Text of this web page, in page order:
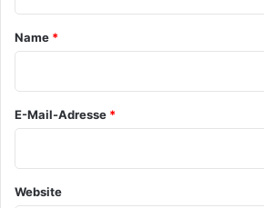
a
*
Name *
E-Mail-Adresse *
Website